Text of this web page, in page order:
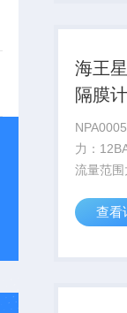
海王
隔膜
NPA0005 流量：4.6L/H
力：
流量范
316SS
查看